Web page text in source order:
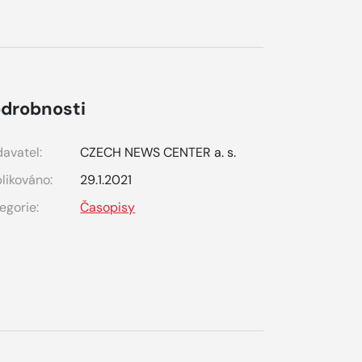
CZECH NEWS CENTER a. s.
29.1.2021
Časopisy